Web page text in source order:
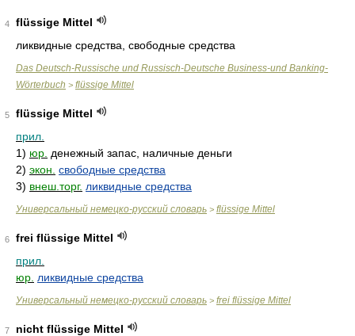
4
flüssige Mittel
ликвидные средства, свободные средства
Das Deutsch-Russische und Russisch-Deutsche Business-und Banking-
Wörterbuch > flüssige Mittel
5
flüssige Mittel
прил.
1) юр. денежный запас, наличные деньги
2) экон. свободные средства
3) внеш.торг. ликвидные средства
Универсальный немецко-русский словарь > flüssige Mittel
6
frei flüssige Mittel
прил.
юр. ликвидные средства
Универсальный немецко-русский словарь > frei flüssige Mittel
7
nicht flüssige Mittel